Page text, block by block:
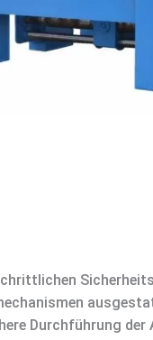
Durchführung der